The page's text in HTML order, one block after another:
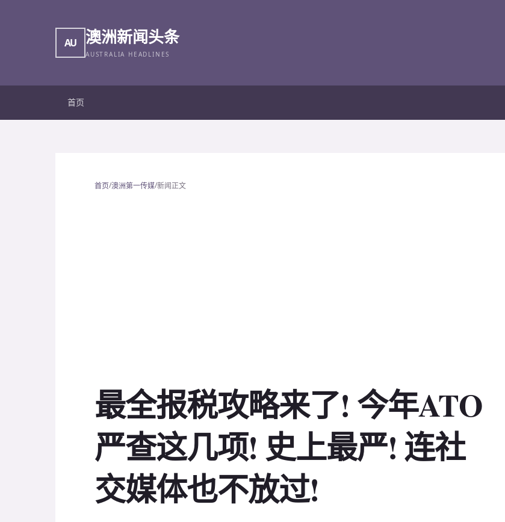
AU 澳洲新闻头条
AUSTRALIA HEADLINES
首页
首页/澳洲第一传媒/新闻正文
最全报税攻略来了! 今年ATO
严查这几项! 史上最严! 连社
交媒体也不放过!